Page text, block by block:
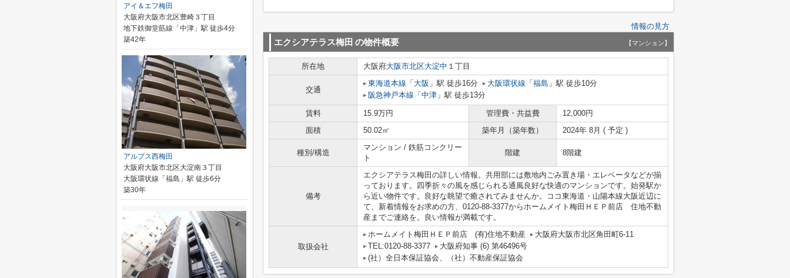
情報の見方
エクシアテラス梅田 の物件概要 【マンション】
所在地 大阪府大阪市北区大淀中 １丁目
交通
東海道本線 「 大阪 」駅 徒歩16分 大阪環状線 「 福島 」駅 徒歩10分
阪急神戸本線 「 中津 」駅 徒歩13分
賃料 15.9万円 管理費・共益費
12,000円
面積
50.02㎡ 築年月（築年数） 2024年 8月 ( 予定 )
種別/構造
マンション / 鉄筋コンクリー
ト
階建 8階建
備考
エクシアテラス梅田の詳しい情報。共用部には敷地内ごみ置き場・エレベータなどが揃
っております。四季折々の風を感じられる通風良好な快適のマンションです。始発駅か
ら近い物件です。良好な眺望で癒されてみませんか。ココ東海道・山陽本線大阪近辺に
て、新着情報をお求めの方、0120-88-3377からホームメイト梅田ＨＥＰ前店 住地不動
産までご連絡を。良い情報が満載です。
取扱会社
ホームメイト梅田ＨＥＰ前店 (有)住地不動産
大阪府大阪市北区角田町6-11
TEL:0120-88-3377
大阪府知事 (6) 第46496号
(社）全日本保証協会、（社）不動産保証協会
アイ＆エフ梅田
大阪府大阪市北区豊崎３丁目
地下鉄御堂筋線「中津」駅 徒歩4分
築42年
アルプス西梅田
大阪府大阪市北区大淀南３丁目
大阪環状線「福島」駅 徒歩6分
築30年